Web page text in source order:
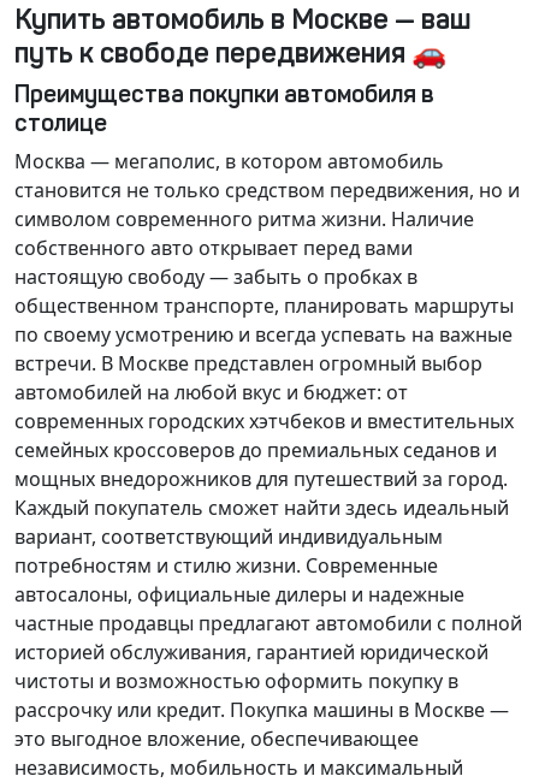
Купить автомобиль в Москве — ваш
путь к свободе передвижения 🚗
Преимущества покупки автомобиля в
столице
Москва — мегаполис, в котором автомобиль
становится не только средством передвижения, но и
символом современного ритма жизни. Наличие
собственного авто открывает перед вами
настоящую свободу — забыть о пробках в
общественном транспорте, планировать маршруты
по своему усмотрению и всегда успевать на важные
встречи. В Москве представлен огромный выбор
автомобилей на любой вкус и бюджет: от
современных городских хэтчбеков и вместительных
семейных кроссоверов до премиальных седанов и
мощных внедорожников для путешествий за город.
Каждый покупатель сможет найти здесь идеальный
вариант, соответствующий индивидуальным
потребностям и стилю жизни. Современные
автосалоны, официальные дилеры и надежные
частные продавцы предлагают автомобили с полной
историей обслуживания, гарантией юридической
чистоты и возможностью оформить покупку в
рассрочку или кредит. Покупка машины в Москве —
это выгодное вложение, обеспечивающее
независимость, мобильность и максимальный